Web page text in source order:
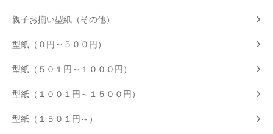
親子お揃い型紙（その他）
型紙（０円～５００円）
型紙（５０１円～１０００円）
型紙（１００１円～１５００円）
型紙（１５０１円～）